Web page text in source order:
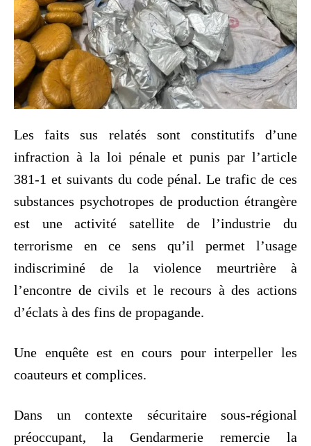
Les faits sus relatés sont constitutifs d’une
infraction à la loi pénale et punis par l’article
381-1 et suivants du code pénal. Le trafic de ces
substances psychotropes de production étrangère
est une activité satellite de l’industrie du
terrorisme en ce sens qu’il permet l’usage
indiscriminé de la violence meurtrière à
l’encontre de civils et le recours à des actions
d’éclats à des fins de propagande.
Une enquête est en cours pour interpeller les
coauteurs et complices.
Dans un contexte sécuritaire sous-régional
préoccupant, la Gendarmerie remercie la